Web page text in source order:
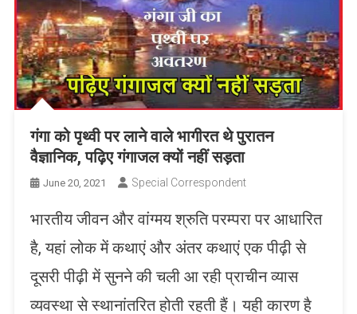
गंगा को पृथ्वी पर लाने वाले भागीरत थे पुरातन
वैज्ञानिक, पढ़िए गंगाजल क्यों नहीं सड़ता
June 20, 2021 Special Correspondent
भारतीय जीवन और वांग्मय श्रुति परम्परा पर आधारित
है, यहां लोक में कथाएं और अंतर कथाएं एक पीढ़ी से
दूसरी पीढ़ी में सुनने की चली आ रही प्राचीन व्यास
व्यवस्था से स्थानांतरित होती रहती हैं। यही कारण है